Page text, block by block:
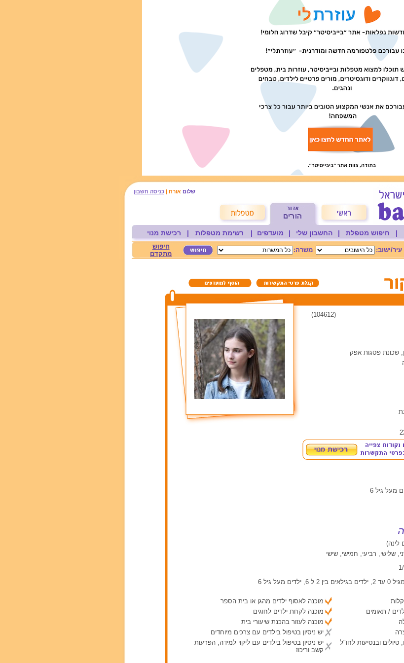
שלום אורח |כניסה חשבון
| חיפוש מטפלת | החשבון שלי | מועדפים | רשימת מטפלות | רכישת מנוי
עיר/ישוב: משרה:
חיפוש
מתקדם
(104612)
שכונת פסגות אפק
מעל גיל 6
לינה)
שלישי, רביעי, חמישי, שישי
6, ילדים מעל גיל 6
/ תאומים
טיולים ובנסיעות לחו"ל
מוכנה לאסוף ילדים מהגן או בית הספר
מוכנה לקחת ילדים לחוגים
מוכנה לעזור בהכנת שיעורי בית
יש ניסיון בטיפול בילדים עם צרכים מיוחדים
יש ניסיון בטיפול בילדים עם ליקוי למידה, הפרעות
קשב וריכוז